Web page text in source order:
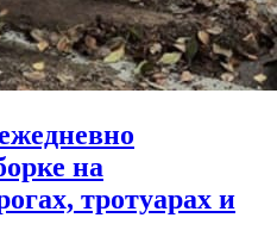
на
тротуарах и